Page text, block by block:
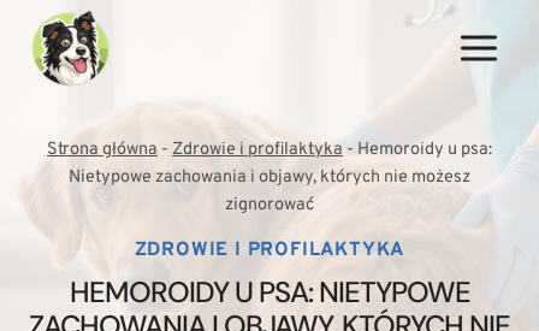
Przejdź
treści
Strona główna - Zdrowie i profilaktyka - Hemoroidy u psa:
Nietypowe zachowania i objawy, których nie możesz
zignorować
ZDROWIE I PROFILAKTYKA
HEMOROIDY U PSA: NIETYPOWE